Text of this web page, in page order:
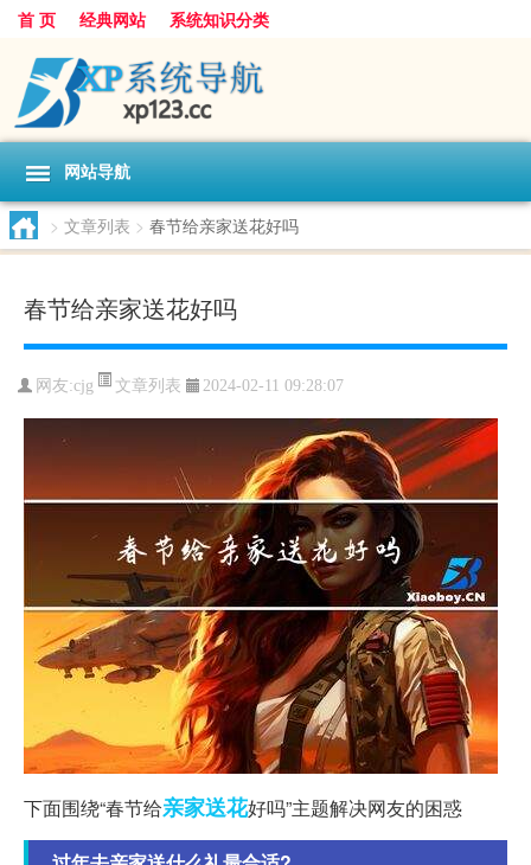
首 页 经典网站 系统知识分类
网站导航
> 文章列表 > 春节给亲家送花好吗
春节给亲家送花好吗
网友:cjg 文章列表 2024-02-11 09:28:07
下面围绕“春节给亲家送花好吗”主题解决网友的困惑